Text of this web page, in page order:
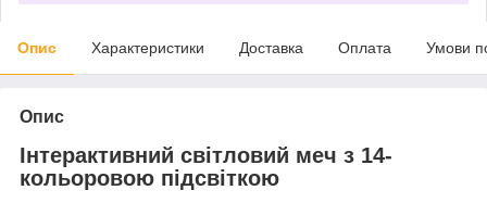
Опис Характеристики Доставка Оплата Умови
Опис
Інтерактивний світловий меч з 14-
кольоровою підсвіткою